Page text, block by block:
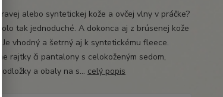
alebo syntetickej kože a ovčej vlny v práčke?
tak jednoduché. A dokonca aj z brúsenej kože
Je vhodný a šetrný aj k syntetickému fleece.
rajtky či pantalony s celokoženým sedom,
a obaly na s... celý popis